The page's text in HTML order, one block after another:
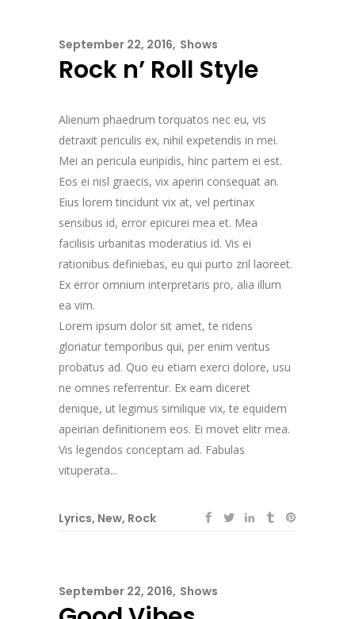
September 22, 2016 Shows
Rock n’ Roll Style
Alienum phaedrum torquatos nec eu, vis
detraxit periculis ex, nihil expetendis in mei.
Mei an pericula euripidis, hinc partem ei est.
Eos ei nisl graecis, vix aperiri consequat an.
Eius lorem tincidunt vix at, vel pertinax
sensibus id, error epicurei mea et. Mea
facilisis urbanitas moderatius id. Vis ei
rationibus definiebas, eu qui purto zril laoreet.
Ex error omnium interpretaris pro, alia illum
ea vim.
Lorem ipsum dolor sit amet, te ridens
gloriatur temporibus qui, per enim veritus
probatus ad. Quo eu etiam exerci dolore, usu
ne omnes referrentur. Ex eam diceret
denique, ut legimus similique vix, te equidem
apeirian definitionem eos. Ei movet elitr mea.
Vis legendos conceptam ad. Fabulas
vituperata...
Lyrics, New, Rock
September 22, 2016 Shows